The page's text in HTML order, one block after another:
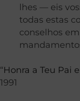
lhes — eis
todas estas
conselhos
“Honra a Teu Pai
1991